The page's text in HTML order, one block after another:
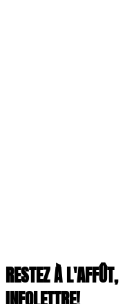
RESTEZ À L'AFFÛT,